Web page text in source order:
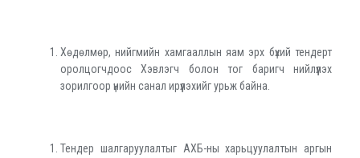
Хөдөлмөр, нийгмийн хамгааллын яам эрх бүхий тендерт
оролцогчдоос Хэвлэгч болон тог баригч нийлүүлэх
зорилгоор үнийн санал ирүүлэхийг урьж байна.
Тендер шалгаруулалтыг АХБ-ны харьцуулалтын аргын